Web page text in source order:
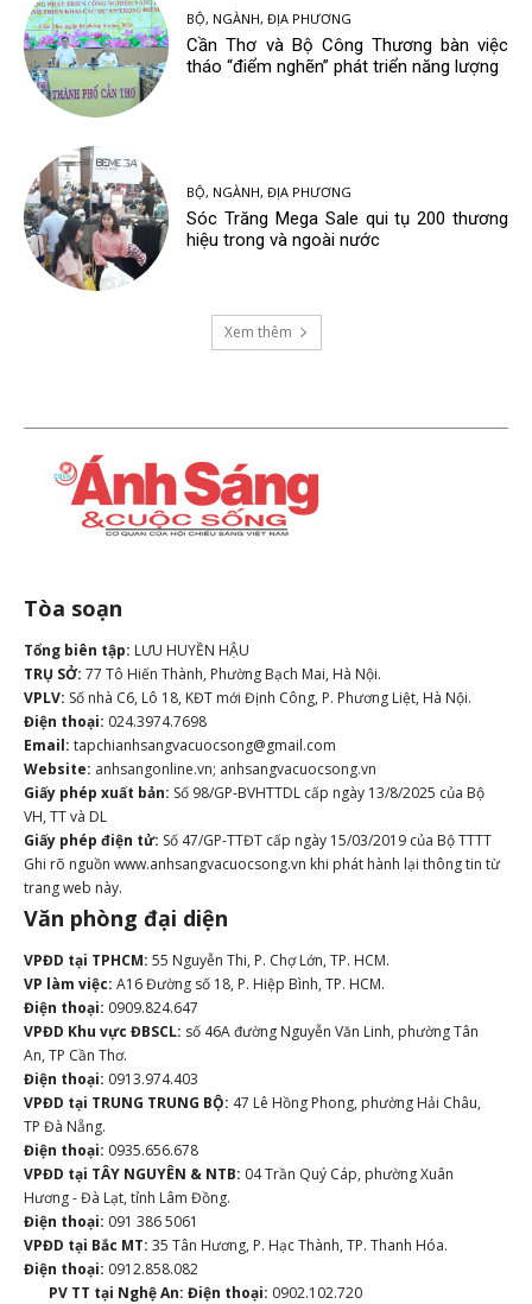
BỘ, NGÀNH, ĐỊA PHƯƠNG
Cần Thơ và Bộ Công Thương bàn việc
tháo “điểm nghẽn” phát triển năng lượng
BỘ, NGÀNH, ĐỊA PHƯƠNG
Sóc Trăng Mega Sale qui tụ 200 thương
hiệu trong và ngoài nước
Xem thêm
Tòa soạn
Tổng biên tập: LƯU HUYỀN HẬU
TRỤ SỞ: 77 Tô Hiến Thành, Phường Bạch Mai, Hà Nội.
VPLV: Số nhà C6, Lô 18, KĐT mới Định Công, P. Phương Liệt, Hà Nội.
Điện thoại: 024.3974.7698
Email: tapchianhsangvacuocsong@gmail.com
Website: anhsangonline.vn; anhsangvacuocsong.vn
Giấy phép xuất bản: Số 98/GP-BVHTTDL cấp ngày 13/8/2025 của Bộ
VH, TT và DL
Giấy phép điện tử: Số 47/GP-TTĐT cấp ngày 15/03/2019 của Bộ TTTT
Ghi rõ nguồn www.anhsangvacuocsong.vn khi phát hành lại thông tin từ
trang web này.
Văn phòng đại diện
VPĐD tại TPHCM: 55 Nguyễn Thi, P. Chợ Lớn, TP. HCM.
VP làm việc: A16 Đường số 18, P. Hiệp Bình, TP. HCM.
Điện thoại: 0909.824.647
VPĐD Khu vực ĐBSCL: số 46A đường Nguyễn Văn Linh, phường Tân
An, TP Cần Thơ.
Điện thoại: 0913.974.403
VPĐD tại TRUNG TRUNG BỘ: 47 Lê Hồng Phong, phường Hải Châu,
TP Đà Nẵng.
Điện thoại: 0935.656.678
VPĐD tại TÂY NGUYÊN & NTB: 04 Trần Quý Cáp, phường Xuân
Hương - Đà Lạt, tỉnh Lâm Đồng.
Điện thoại: 091 386 5061
VPĐD tại Bắc MT: 35 Tân Hương, P. Hạc Thành, TP. Thanh Hóa.
Điện thoại: 0912.858.082
PV TT tại Nghệ An: Điện thoại: 0902.102.720